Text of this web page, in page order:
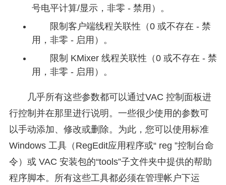
号电平计算/显示，非零 - 禁用）。
限制客户端线程关联性（0 或不存在 - 禁
用，非零 - 启用）。
限制 KMixer 线程关联性（0 或不存在 - 禁
用，非零 - 启用）。
几乎所有这些参数都可以通过VAC 控制面板进
行控制并在那里进行说明。一些很少使用的参数可
以手动添加、修改或删除。为此，您可以使用标准
Windows 工具（RegEdit应用程序或“ reg ”控制台命
令）或 VAC 安装包的“tools”子文件夹中提供的帮助
程序脚本。所有这些工具都必须在管理帐户下运